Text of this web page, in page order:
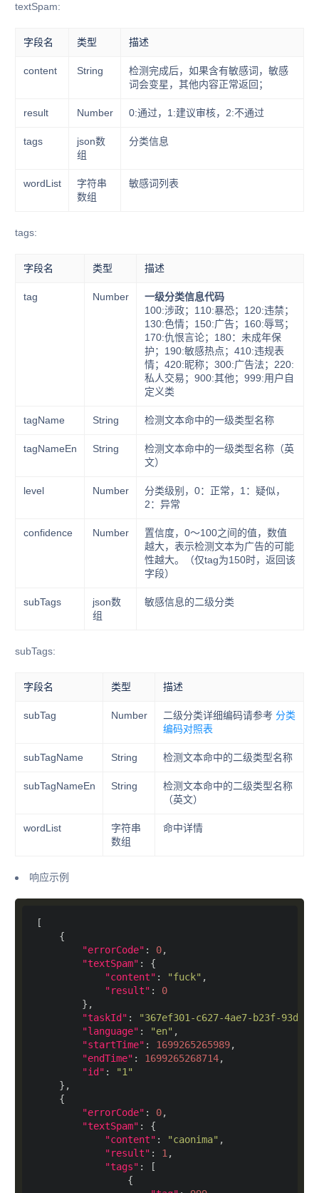
textSpam:
字段名 类型 描述
content String
检测完成后，如果含有敏感词，敏感
词会变星，其他内容正常返回；
result Number 0:通过，1:建议审核，2:不通过
tags
json数
组
分类信息
wordList
字符串
数组
敏感词列表
tags:
字段名 类型 描述
tag Number
一级分类信息代码
100:涉政；110:暴恐；120:违禁；
130:色情；150:广告；160:辱骂；
170:仇恨言论；180：未成年保
护；190:敏感热点；410:违规表
情；420:昵称；300:广告法；220:
私人交易；900:其他；999:用户自
定义类
tagName String 检测文本命中的一级类型名称
tagNameEn String
检测文本命中的一级类型名称（英
文）
level Number
分类级别，0：正常，1：疑似，
2：异常
confidence Number
置信度，0～100之间的值，数值
越大，表示检测文本为广告的可能
性越大。（仅tag为150时，返回该
字段）
subTags
json数
组
敏感信息的二级分类
subTags:
字段名 类型 描述
subTag Number 二级分类详细编码请参考 分类
编码对照表
subTagName String 检测文本命中的二级类型名称
subTagNameEn String
检测文本命中的二级类型名称
（英文）
wordList
字符串
数组
命中详情
响应示例
"errorCode" : 0
"textSpam"
"content" : "fuck"
"result" : 0
"taskId" :
"367ef301-c627-4ae7-b23f-
"language" : "en"
"startTime" : 1699265265989
"endTime" : 1699265268714
"id" :
"1"
"errorCode" : 0
"textSpam"
"content" : "caonima"
"result" : 1
"tags"